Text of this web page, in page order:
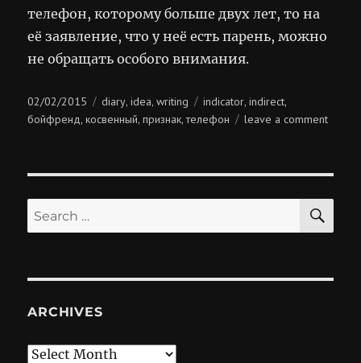
телефон, которому больше двух лет, то на
её заявление, что у неё есть парень, можно
не обращать особого внимания.
Posted
on
02/02/2015 Categories
diary,idea,writing Tags
indicator,indirect,
бойфренд,косвенный,признак,телефон leave a commenton
Search
for:
ARCHIVES
Archives